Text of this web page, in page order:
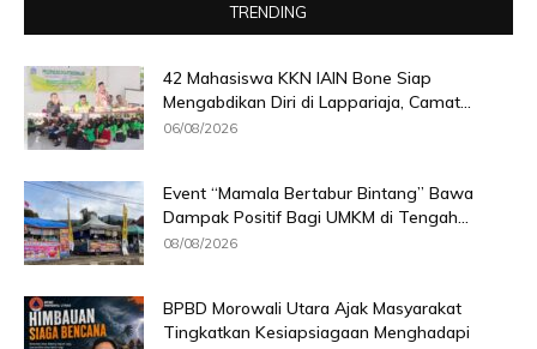
TRENDING
42 Mahasiswa KKN IAIN Bone Siap
Mengabdikan Diri di Lappariaja, Camat...
06/08/2026
Event “Mamala Bertabur Bintang” Bawa
Dampak Positif Bagi UMKM di Tengah...
08/08/2026
BPBD Morowali Utara Ajak Masyarakat
Tingkatkan Kesiapsiagaan Menghadapi